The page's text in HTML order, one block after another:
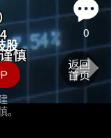
0
股